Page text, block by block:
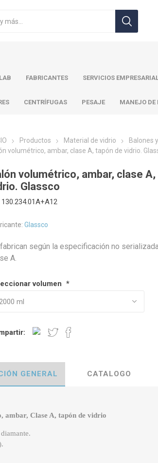
FABRICANTES SERVICIOS
CENTRÍFUGAS PESAJE MANEJO DE
Productos Material de vidrio
Balones
volumétrico, ambar, clase A, tapón de vidrio.
volumétrico, ambar, clase
Glassco
130.234.01A+A12
Glassco
según la especificación no
A.
volumen *
GENERAL CATALOGO
ambar, Clase A, tapón de vidrio